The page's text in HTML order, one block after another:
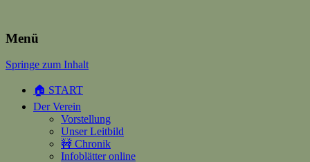
Heimatverein Happerschoss
Suchen
Menü
Springe zum Inhalt
🏠 START
Der Verein
Vorstellung
Unser Leitbild
🚧 Chronik
Infoblätter online